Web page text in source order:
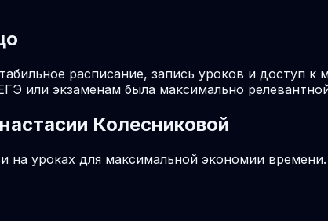
расписание, запись уроков и доступ
или экзаменам была максимально
Колесниковой
на уроках для максимальной экономии времени.